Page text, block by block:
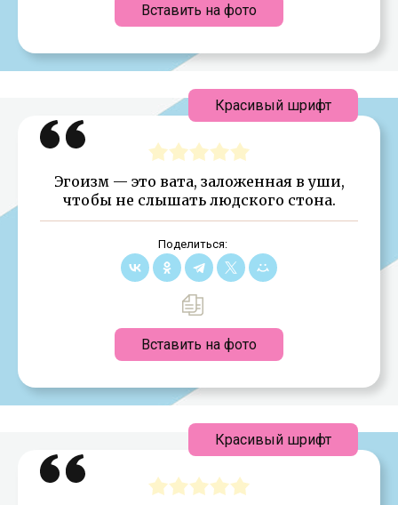
Вставить на фото
Эгоизм — это вата, заложенная в уши,
чтобы не слышать людского стона.
Поделиться:
Вставить на фото
Красивый шрифт
Красивый шрифт